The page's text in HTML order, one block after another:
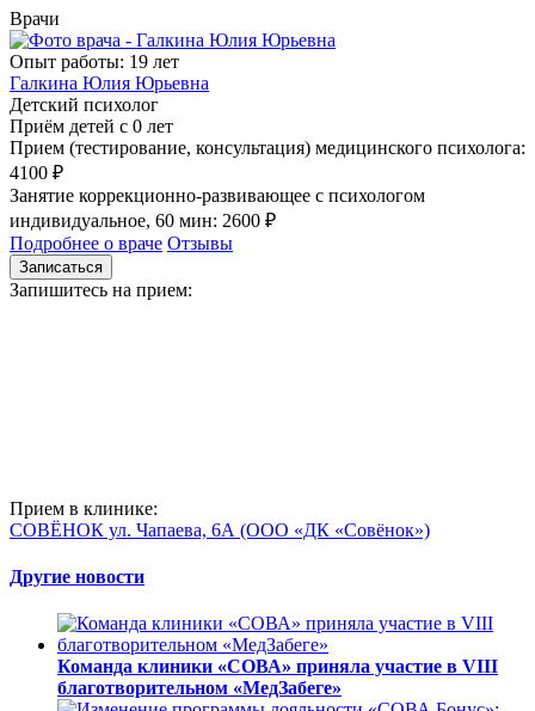
Врачи
Опыт работы: 19 лет
Галкина Юлия Юрьевна
Детский психолог
Приём детей с 0 лет
Прием (тестирование, консультация) медицинского психолога:
4100 ₽
Занятие коррекционно-развивающее с психологом
индивидуальное, 60 мин: 2600 ₽
Подробнее о враче Отзывы
Записаться
Запишитесь на прием:
Прием в клинике:
СОВЁНОК ул. Чапаева, 6А (ООО «ДК «Совёнок»)
Другие новости
Команда клиники «СОВА» приняла участие в VIII
благотворительном «МедЗабеге»